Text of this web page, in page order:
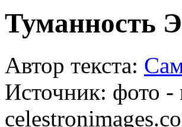
Туманность
Автор текста:
Источник: фото -